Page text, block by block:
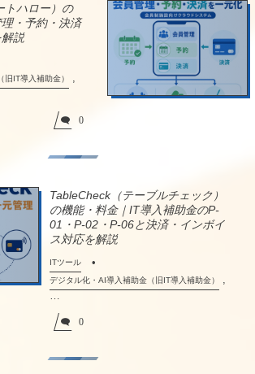
トハロー）の
・予約・決済
説
IT導入補助金）
0
TableCheck（テーブルチェック）
の機能・料金｜IT導入補助金のP-
01・P-02・P-06と決済・インボイ
ス対応を解説
ITツール
デジタル化・AI導入補助金（旧IT導入補助金）
0